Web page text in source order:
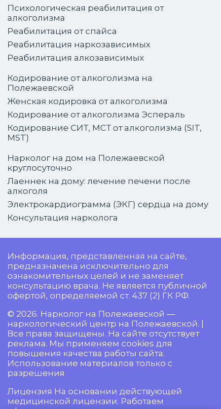
Психологическая реабилитация от
алкоголизма
Реабилитация от спайса
Реабилитация наркозависимых
Реабилитация алкозависимых
Кодирование от алкоголизма на
Полежаевской
Женская кодировка от алкоголизма
Кодирование от алкоголизма Эспераль
Кодирование СИТ, МСТ от алкоголизма (SIT,
MST)
Нарколог на дом на Полежаевской
круглосуточно
Лаеннек на дому: лечение печени после
алкоголя
Электрокардиограмма (ЭКГ) сердца на дому
Консультация нарколога
Информация, представленная на сайте,
предназначена исключительно для
ознакомительных целей и не заменяет
консультацию врача. Не является публичной
офертой, определяемой ст. 437 (2) ГК РФ.
© 2026. Нарколог на Полежаевской —
наркологический центр на Полежаевской. |
Все права защищены. На сайте отсутствует
реклама. Мы применяем cookies для
повышения качества работы сайта.
Использование материалов только с
разрешения
Лицензия На основании действующей
медицинской лицензии. Работаем